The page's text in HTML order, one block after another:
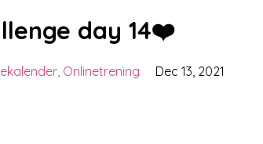
day 14❤️
Onlinetrening Dec 13, 2021